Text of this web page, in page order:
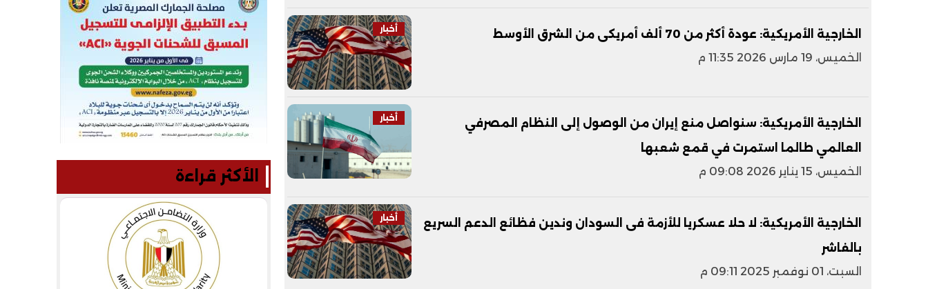
أخبار
الخارجية الأمريكية: عودة أكثر من 70 ألف أمريكى من الشرق الأوسط
الخميس، 19 مارس 2026 11:35 م
أخبار
الخارجية الأمريكية: سنواصل منع إيران من الوصول إلى النظام المصرفي
العالمي طالما استمرت في قمع شعبها
الخميس، 15 يناير 2026 09:08 م
أخبار
الخارجية الأمريكية: لا حلا عسكريا للأزمة فى السودان وندين فظائع الدعم السريع
بالفاشر
السبت، 01 نوفمبر 2025 09:11 م
الأكثر قراءة